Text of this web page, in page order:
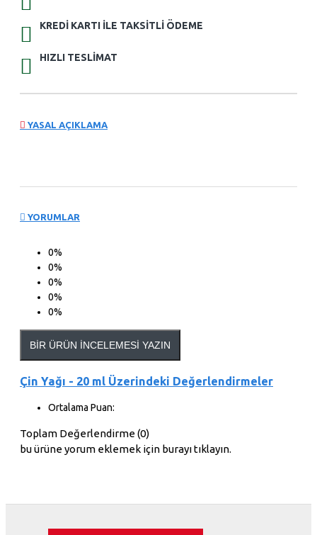
KREDI KARTI ILE TAKSITLI ÖDEME
HIZLI TESLIMAT
YASAL AÇIKLAMA
YORUMLAR
0%
0%
0%
0%
0%
BIR ÜRÜN İNCELEMESI YAZIN
Çin Yağı - 20 ml Üzerindeki Değerlendirmeler
Ortalama Puan:
Toplam Değerlendirme (0)
bu ürüne yorum eklemek için burayı tıklayın.